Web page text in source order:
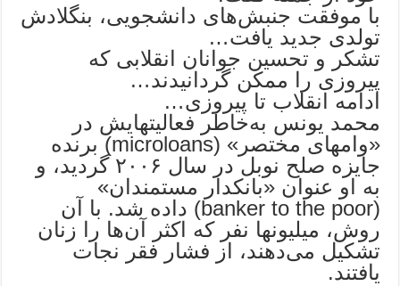
با موفقت جنبش‌های دانشجویی، بنگلادش
تولدی جدید یافت…
تشکر و تحسین جوانان انقلابی که
پیروزی را ممکن گردانیدند…
ادامه انقلاب تا پیروزی…
محمد یونس به‌خاطر فعالیتهایش در
«وامهای مختصر» (microloans) برنده
جایزه صلح نوبل در سال ۲۰۰۶ گردید، و
به او عنوان «بانکدار مستمندان»
(banker to the poor) داده شد. با آن
روش، میلیونها نفر که اکثر آن‌ها را زنان
تشکیل می‌دهند، از فشار فقر نجات
یافتند.